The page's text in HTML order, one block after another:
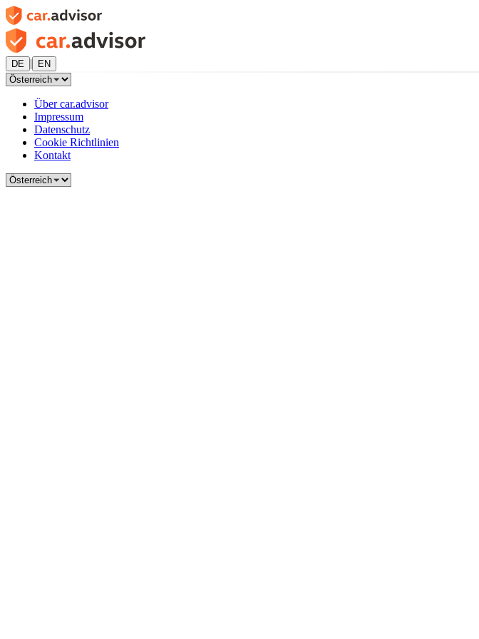
DE | EN
Über car.advisor
Impressum
Datenschutz
Cookie Richtlinien
Kontakt